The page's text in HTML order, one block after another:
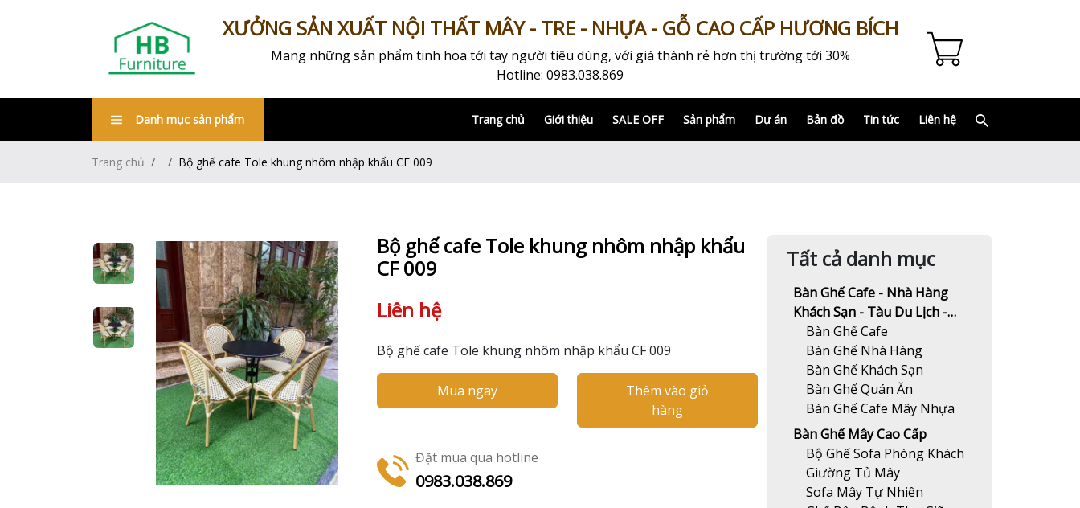
XƯỞNG SẢN XUẤT NỘI THẤT MÂY - TRE - NHỰA - GỖ CAO CẤP HƯƠNG BÍCH
Mang những sản phẩm tinh hoa tới tay người tiêu dùng, với giá thành rẻ hơn thị trường tới 30%
Hotline: 0983.038.869
Danh mục sản phẩm Trang chủ Giới thiệu SALE OFF Sản phẩm Dự án Bản đồ Tin tức Liên hệ
Trang chủ Bộ ghế cafe Tole khung nhôm nhập khẩu CF 009
Bộ ghế cafe Tole khung nhôm nhập khẩu
CF 009
Liên hệ
Bộ ghế cafe Tole khung nhôm nhập khẩu CF 009
Mua ngay
Thêm vào giỏ
hàng
Đặt mua qua hotline
0983.038.869
Tất cả danh mục
Bàn Ghế Cafe - Nhà Hàng
Khách Sạn - Tàu Du Lịch -
Resort
Bàn Ghế Cafe
Bàn Ghế Nhà Hàng
Bàn Ghế Khách Sạn
Bàn Ghế Quán Ăn
Bàn Ghế Cafe Mây Nhựa
Bàn Ghế Mây Cao Cấp
Bộ Ghế Sofa Phòng Khách
Giường Tủ Mây
Sofa Mây Tự Nhiên